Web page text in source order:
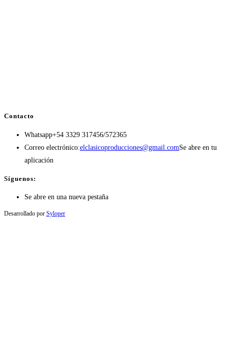
Contacto
Whatsapp+54 3329 317456/572365
Correo electrónico:elclasicoproducciones@gmail.comSe abre en tu
aplicación
Síguenos:
Se abre en una nueva pestaña
Desarrollado por Syloper